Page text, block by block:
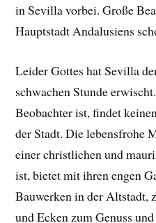
in Sevilla vorbei. Große
Hauptstadt Andalusiens
Leider Gottes hat Sevilla
schwachen Stunde
Beobachter ist, findet
der Stadt. Die lebensfrohe
einer christlichen und
ist, bietet mit ihren engen
Bauwerken in der Altstadt,
und Ecken zum Genuss